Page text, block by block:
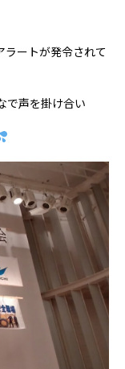
ラートが発令されて
で声を掛け合い